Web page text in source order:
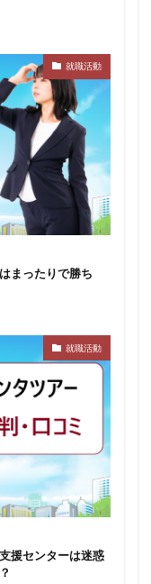
就職活動
まったりで勝ち
就職活動
援センターは迷惑
求人探し方
断
業界別
式会社リアライブ
11月
ターン
から
いくら
ー
ク就職エージェント
ターンシップガイド
ch
アパーク
キミスカ
ない大学
シート
就活